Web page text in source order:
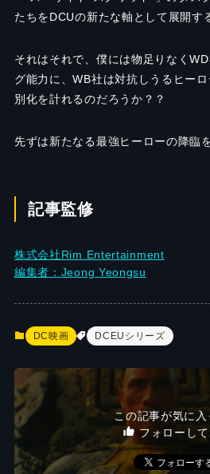
たちをDCUの新たな軸として展開す
それはそれで、僕には物足りなく
グ能力に、WB社は対抗しうるヒー
別化を計れるのだろうか？？
先ずは新たなる最強ヒーローの降臨
記事監修
株式会社Rim Entertainment
編集者：Jeong Yeongsu
DC映画 DCEUシリーズ
この記事が気に入
フォローして